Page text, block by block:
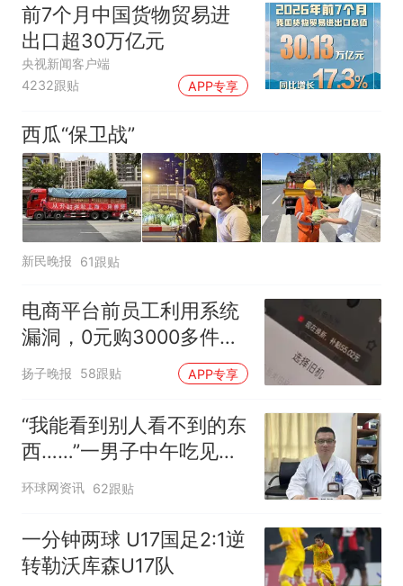
前7个月中国货物贸易进
出口超30万亿元
央视新闻客户端
4232跟贴
APP专享
西瓜“保卫战”
新民晚报 61跟贴
电商平台前员工利用系统
漏洞，0元购3000多件家
电！
扬子晚报 58跟贴 APP专享
“我能看到别人看不到的东
西……”一男子中午吃见手
青没事，晚上再吃却出现
幻觉被紧急送医！
环球网资讯 62跟贴
一分钟两球 U17国足2:1逆
转勒沃库森U17队